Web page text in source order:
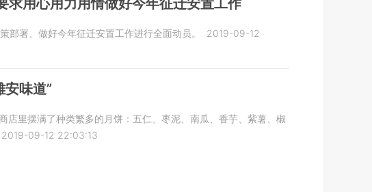
求用心用力用情做好今年征迁安置工作
部署、做好今年征迁安置工作进行全面动员。
2019-09-12
安味道”
店里摆满了种类繁多的月饼：五仁、枣泥、南瓜、香芋、紫薯、椒
2019-09-12 22:03:13